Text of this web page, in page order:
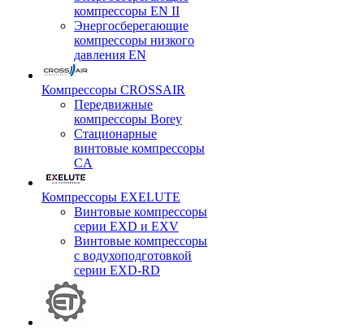
компрессоры EN II
Энергосберегающие
компрессоры низкого
давления EN
Компрессоры CROSSAIR
Передвижные
компрессоры Borey
Стационарные
винтовые компрессоры
CA
Компрессоры EXELUTE
Винтовые компрессоры
серии EXD и EXV
Винтовые компрессоры
с водухоподготовкой
серии EXD-RD